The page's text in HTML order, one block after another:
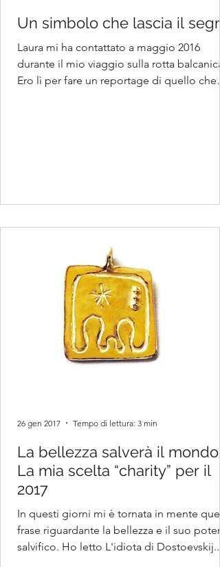
Un simbolo che lascia il
Laura mi ha contattato a maggio 2016
durante il mio viaggio sulla rotta balcanica.
Ero lì per fare un reportage di quello che
La bellezza salverà il mondo?
La mia scelta “charity” per il
2017
In questi giorni mi è tornata in mente
frase riguardante la bellezza e il suo potere
salvifico. Ho letto L'idiota di Dostoevskij...
26 gen 2017 Tempo di lettura: 3 min